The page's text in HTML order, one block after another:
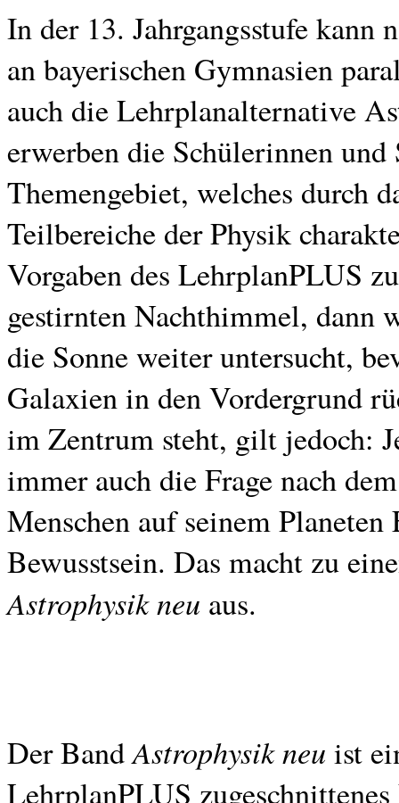
In der 13. Jahrgangsstufe kann
an bayerischen Gymnasien
auch die Lehrplanalternative
erwerben die Schülerinnen
Themengebiet, welches durch
Teilbereiche der Physik
Vorgaben des LehrplanPLUS
gestirnten Nachthimmel, dann
die Sonne weiter untersucht,
Galaxien in den Vordergrund
im Zentrum steht, gilt jedoch:
immer auch die Frage nach
Menschen auf seinem
Bewusstsein. Das macht zu
Astrophysik neu aus.
Der BandAstrophysik neu ist
LehrplanPLUS